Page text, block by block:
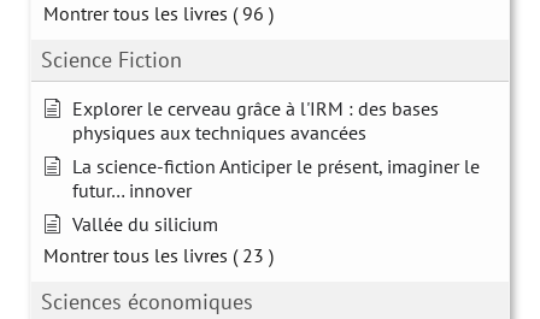
Montrer tous les livres ( 96 )
Science Fiction
Explorer le cerveau grâce à l'IRM : des bases
physiques aux techniques avancées
La science-fiction Anticiper le présent, imaginer le
futur… innover
Vallée du silicium
Montrer tous les livres ( 23 )
Sciences économiques